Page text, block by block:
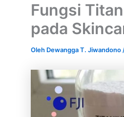
Fungsi
pada
Oleh Dewangga T. Jiwandono